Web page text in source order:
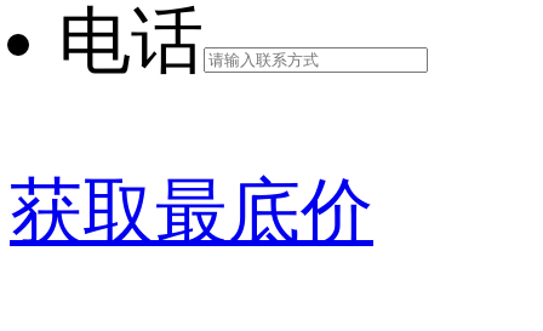
电话
获取最底价